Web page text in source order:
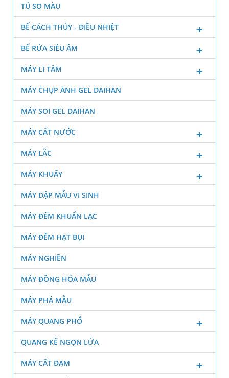
TỦ SO MÀU
BỂ CÁCH THỦY - ĐIỀU NHIỆT
BỂ RỬA SIÊU ÂM
MÁY LI TÂM
MÁY CHỤP ẢNH GEL DAIHAN
MÁY SOI GEL DAIHAN
MÁY CẤT NƯỚC
MÁY LẮC
MÁY KHUẤY
MÁY DẬP MẪU VI SINH
MÁY ĐẾM KHUẨN LẠC
MÁY ĐẾM HẠT BỤI
MÁY NGHIỀN
MÁY ĐỒNG HÓA MẪU
MÁY PHÁ MẪU
MÁY QUANG PHỔ
QUANG KẾ NGỌN LỬA
MÁY CẤT ĐẠM